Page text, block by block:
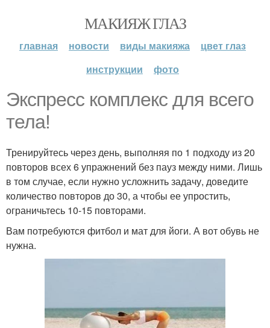
МАКИЯЖ ГЛАЗ
главная новости виды макияжа
цвет глаз
инструкции
фото
Экспресс комплекс для всего
тела!
Тренируйтесь через день, выполняя по 1 подходу из 20
повторов всех 6 упражнений без пауз между ними. Лишь
в том случае, если нужно усложнить задачу, доведите
количество повторов до 30, а чтобы ее упростить,
ограничьтесь 10-15 повторами.
Вам потребуются фитбол и мат для йоги. А вот обувь не
нужна.